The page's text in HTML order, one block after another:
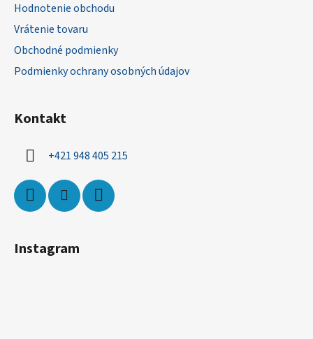
Hodnotenie obchodu
Vrátenie tovaru
Obchodné podmienky
Podmienky ochrany osobných údajov
Kontakt
+421 948 405 215
Instagram